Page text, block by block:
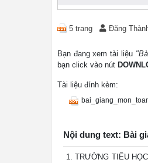
5 trang Đăng
Bạn đang xem tài liệu
bạn click vào nút
Tài liệu đính kèm:
Nội dung text: Bài
TRƯỜNG TIỂU